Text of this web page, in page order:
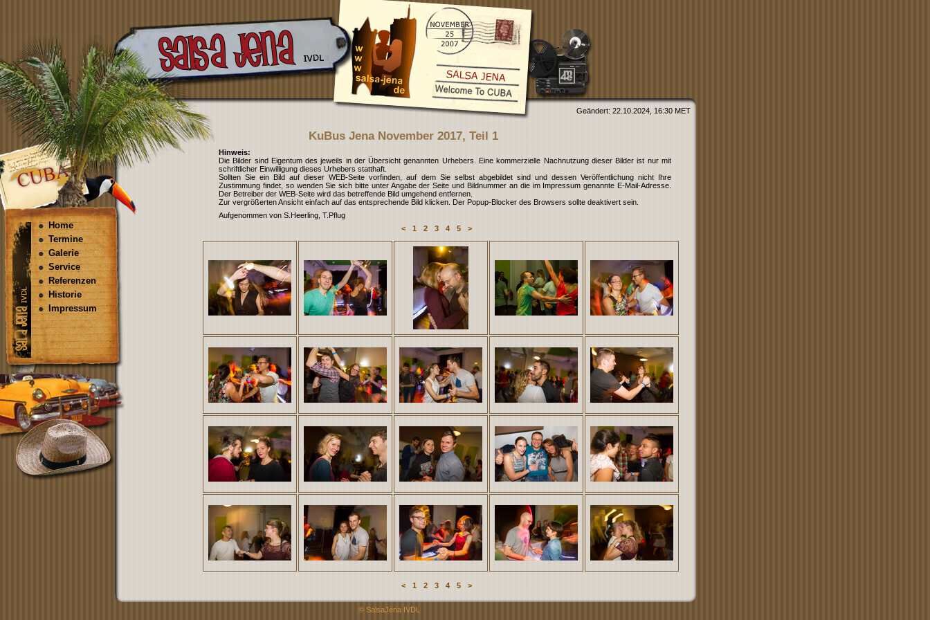
Home
Termine
Galerie
Service
Referenzen
Historie
Impressum
Geändert: 22.10.2024, 16:30 MET
KuBus Jena November 2017, Teil 1
Hinweis:
Die Bilder sind Eigentum des jeweils in der Übersicht genannten Urhebers. Eine kommerzielle Nachnutzung dieser Bilder ist nur mit
schriftlicher Einwilligung dieses Urhebers statthaft.
Sollten Sie ein Bild auf dieser WEB-Seite vorfinden, auf dem Sie selbst abgebildet sind und dessen Veröffentlichung nicht Ihre
Zustimmung findet, so wenden Sie sich bitte unter Angabe der Seite und Bildnummer an die im Impressum genannte E-Mail-Adresse.
Der Betreiber der WEB-Seite wird das betreffende Bild umgehend entfernen.
Zur vergrößerten Ansicht einfach auf das entsprechende Bild klicken. Der Popup-Blocker des Browsers sollte deaktivert sein.
Aufgenommen von S.Heerling, T.Pflug
<
1 2 3 4 5 >
< 1 2 3 4 5 >
© SalsaJena IVDL